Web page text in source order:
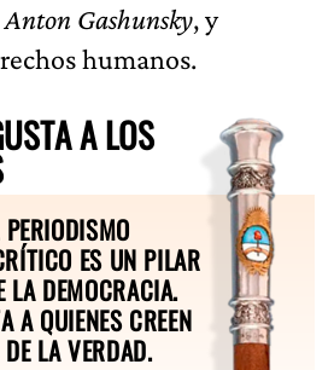
Anton Gashunsky, y
humanos.
A LOS
ES UN PILAR
LA DEMOCRACIA.
A QUIENES CREEN
LA VERDAD.